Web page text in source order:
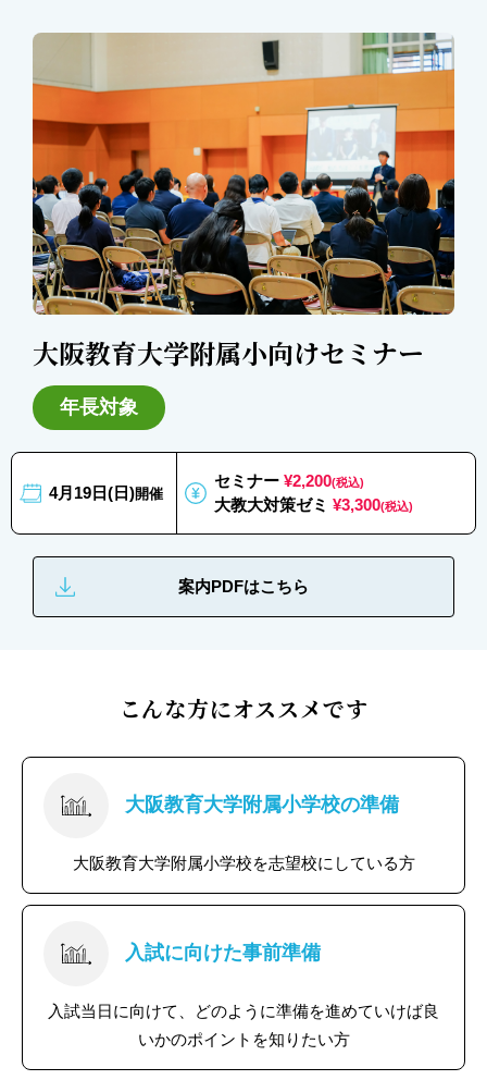
大阪教育大学附属小向けセミナー
年長対象
4月19日(日)開催
セミナー ¥2,200(税込)
大教大対策ゼミ ¥3,300(税込)
案内PDFはこちら
こんな方にオススメです
大阪教育大学附属小学校の準備
大阪教育大学附属小学校を志望校にしている方
入試に向けた事前準備
入試当日に向けて、どのように準備を進めていけば良
いかのポイントを知りたい方